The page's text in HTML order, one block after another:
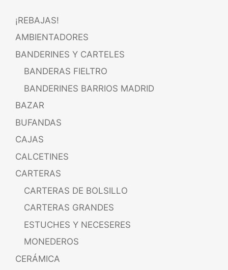
¡REBAJAS!
AMBIENTADORES
BANDERINES Y CARTELES
BANDERAS FIELTRO
BANDERINES BARRIOS MADRID
BAZAR
BUFANDAS
CAJAS
CALCETINES
CARTERAS
CARTERAS DE BOLSILLO
CARTERAS GRANDES
ESTUCHES Y NECESERES
MONEDEROS
CERÁMICA